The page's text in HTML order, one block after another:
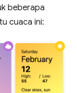
beberapa
cuaca ini: